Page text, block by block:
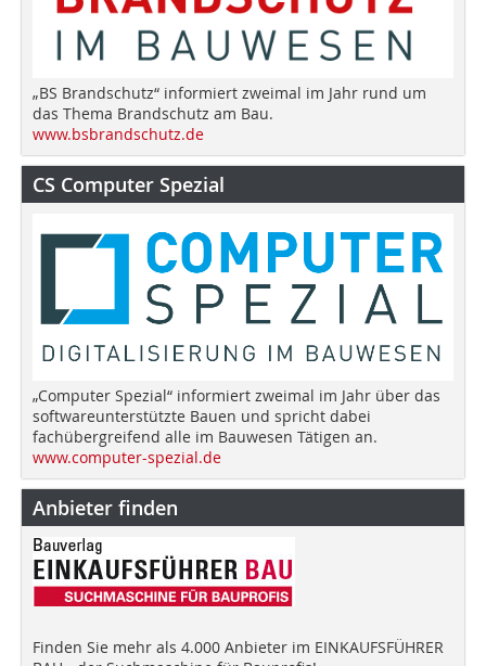
„BS Brandschutz“ informiert zweimal im Jahr rund um
das Thema Brandschutz am Bau.
www.bsbrandschutz.de
CS Computer Spezial
„Computer Spezial“ informiert zweimal im Jahr über das
softwareunterstützte Bauen und spricht dabei
fachübergreifend alle im Bauwesen Tätigen an.
www.computer-spezial.de
Anbieter finden
Finden Sie mehr als 4.000 Anbieter im EINKAUFSFÜHRER